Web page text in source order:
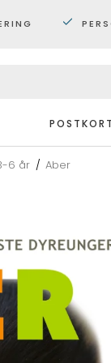
Maxi plakater
POSTKORT
6 år / Aber